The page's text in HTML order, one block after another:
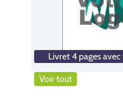
Livret 4 pages
Voir tout